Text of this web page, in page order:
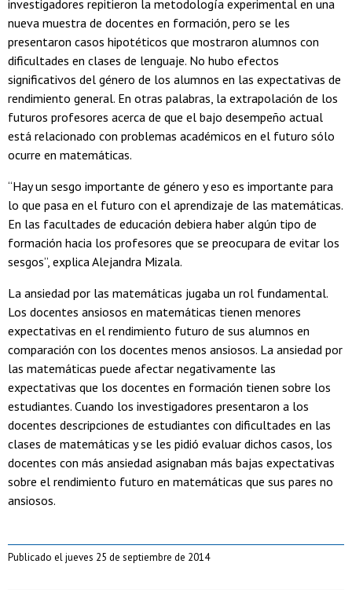
investigadores repitieron la metodología experimental en una
nueva muestra de docentes en formación, pero se les
presentaron casos hipotéticos que mostraron alumnos con
dificultades en clases de lenguaje. No hubo efectos
significativos del género de los alumnos en las expectativas de
rendimiento general. En otras palabras, la extrapolación de los
futuros profesores acerca de que el bajo desempeño actual
está relacionado con problemas académicos en el futuro sólo
ocurre en matemáticas.
“Hay un sesgo importante de género y eso es importante para
lo que pasa en el futuro con el aprendizaje de las matemáticas.
En las facultades de educación debiera haber algún tipo de
formación hacia los profesores que se preocupara de evitar los
sesgos”, explica Alejandra Mizala.
La ansiedad por las matemáticas jugaba un rol fundamental.
Los docentes ansiosos en matemáticas tienen menores
expectativas en el rendimiento futuro de sus alumnos en
comparación con los docentes menos ansiosos. La ansiedad por
las matemáticas puede afectar negativamente las
expectativas que los docentes en formación tienen sobre los
estudiantes. Cuando los investigadores presentaron a los
docentes descripciones de estudiantes con dificultades en las
clases de matemáticas y se les pidió evaluar dichos casos, los
docentes con más ansiedad asignaban más bajas expectativas
sobre el rendimiento futuro en matemáticas que sus pares no
ansiosos.
Publicado el jueves 25 de septiembre de 2014